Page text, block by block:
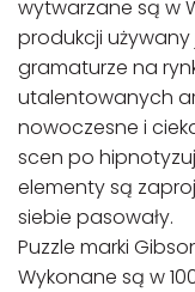
wytwarzane są w
produkcji
gramaturze na
utalentowanych
nowoczesne i
scen po
elementy są
siebie pasowały.
Puzzle marki
Wykonane są w